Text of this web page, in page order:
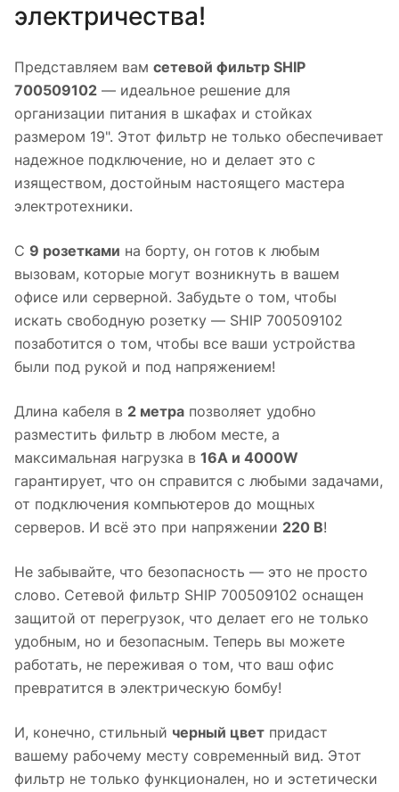
электричества!
Представляем вам сетевой фильтр SHIP
700509102 — идеальное решение для
организации питания в шкафах и стойках
размером 19". Этот фильтр не только обеспечивает
надежное подключение, но и делает это с
изяществом, достойным настоящего мастера
электротехники.
С 9 розетками на борту, он готов к любым
вызовам, которые могут возникнуть в вашем
офисе или серверной. Забудьте о том, чтобы
искать свободную розетку — SHIP 700509102
позаботится о том, чтобы все ваши устройства
были под рукой и под напряжением!
Длина кабеля в 2 метра позволяет удобно
разместить фильтр в любом месте, а
максимальная нагрузка в 16A и 4000W
гарантирует, что он справится с любыми задачами,
от подключения компьютеров до мощных
серверов. И всё это при напряжении 220 В!
Не забывайте, что безопасность — это не просто
слово. Сетевой фильтр SHIP 700509102 оснащен
защитой от перегрузок, что делает его не только
удобным, но и безопасным. Теперь вы можете
работать, не переживая о том, что ваш офис
превратится в электрическую бомбу!
И, конечно, стильный черный цвет придаст
вашему рабочему месту современный вид. Этот
фильтр не только функционален, но и эстетически